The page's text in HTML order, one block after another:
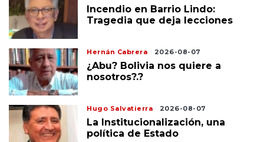
Incendio en Barrio Lindo:
Tragedia que deja lecciones
Hernán Cabrera 2026-08-07
¿Abu? Bolivia nos quiere a
nosotros?.?
Hugo Salvatierra 2026-08-07
La Institucionalización, una
política de Estado